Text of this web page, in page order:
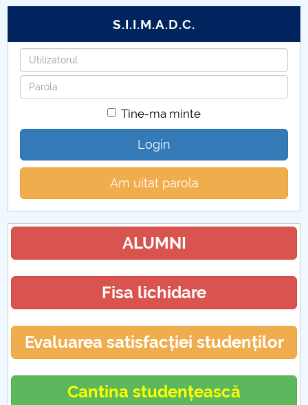
Admitere licență mixt
S.I.I.M.A.D.C.
Utilizatorul
Parola
Tine-ma minte
Login
Am uitat parola
ALUMNI
Fisa lichidare
Evaluarea satisfacției studenților
Cantina studențească